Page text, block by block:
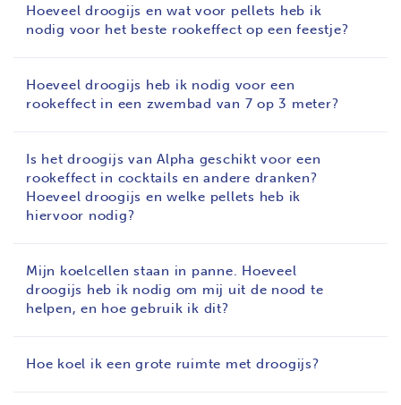
Hoeveel droogijs en wat voor pellets heb ik
nodig voor het beste rookeffect op een feestje?
Hoeveel droogijs heb ik nodig voor een
rookeffect in een zwembad van 7 op 3 meter?
Is het droogijs van Alpha geschikt voor een
rookeffect in cocktails en andere dranken?
Hoeveel droogijs en welke pellets heb ik
hiervoor nodig?
Mijn koelcellen staan in panne. Hoeveel
droogijs heb ik nodig om mij uit de nood te
helpen, en hoe gebruik ik dit?
Hoe koel ik een grote ruimte met droogijs?